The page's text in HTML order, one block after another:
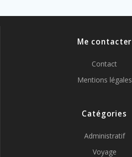
Me contacter
Contact
Mentions légales
Catégories
Administratif
Voyage